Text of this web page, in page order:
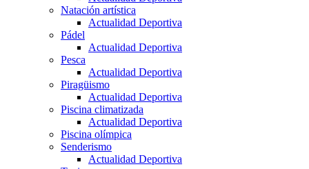
Natación artística
Actualidad Deportiva
Pádel
Actualidad Deportiva
Pesca
Actualidad Deportiva
Piragüismo
Actualidad Deportiva
Piscina climatizada
Actualidad Deportiva
Piscina olímpica
Senderismo
Actualidad Deportiva